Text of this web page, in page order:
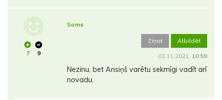
7 9
Soms
Ziņot Atbildēt
03.11.2021. 10:59
Nezinu, bet Ansiņš varētu sekmīgi vadīt arī
novadu.